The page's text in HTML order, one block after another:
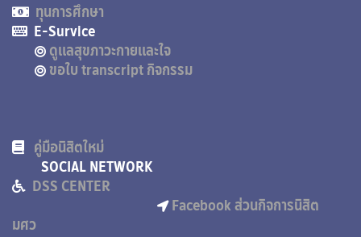
ทุนการศึกษา
E-Survice
ดูแลสุขภาวะกายและใจ
ขอใบ transcript กิจกรรม
คู่มือนิสิตใหม่
SOCIAL NETWORK
DSS CENTER
Facebook ส่วนกิจการนิสิต
มศว